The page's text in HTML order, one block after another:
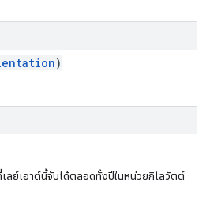
)
ย์เอาต์นี้จับได้ตลอดทั้งปีในหน่วยกิโลวัตต์